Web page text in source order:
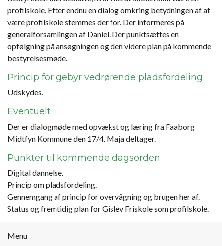
Menu
profilskole. Efter endnu en dialog omkring betydningen af at
være profilskole stemmes der for. Der informeres på
generalforsamlingen af Daniel. Der punktsættes en
opfølgning på ansøgningen og den videre plan på kommende
bestyrelsesmøde.
Princip for gebyr vedrørende pladsfordeling
Udskydes.
Eventuelt
Der er dialogmøde med opvækst og læring fra Faaborg
Midtfyn Kommune den 17/4. Maja deltager.
Punkter til kommende dagsorden
Digital dannelse.
Princip om pladsfordeling.
Gennemgang af princip for overvågning og brugen her af.
Status og fremtidig plan for Gislev Friskole som profilskole.